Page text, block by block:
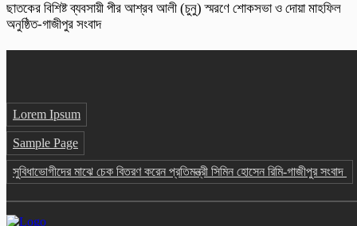
ছাতকের বিশিষ্ট ব্যবসায়ী পীর আশ্রব আলী (চুনু) স্মরণে শোকসভা ও দোয়া মাহফিল
অনুষ্ঠিত-গাজীপুর সংবাদ
Lorem Ipsum
Sample Page
সুবিধাভোগীদের মাঝে চেক বিতরণ করেন প্রতিমন্ত্রী সিমিন হোসেন রিমি-গাজীপুর সংবাদ